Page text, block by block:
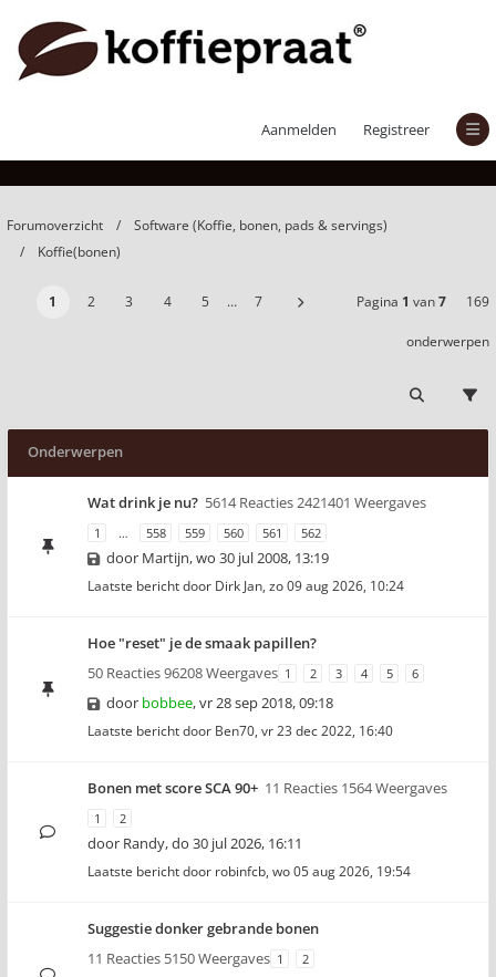
Aanmelden Registreer
Forumoverzicht
Software (Koffie, bonen, pads & servings)
Koffie(bonen)
1 2 3 4 5 … 7 Pagina 1 van7 169
onderwerpen
Onderwerpen
Wat drink je nu? 5614 Reacties 2421401 Weergaves
1 … 558 559 560 561 562
door Martijn,wo 30 jul 2008, 13:19
Laatste bericht door Dirk Jan, zo 09 aug 2026, 10:24
Hoe "reset" je de smaak papillen?
50 Reacties 96208 Weergaves 1 2 3 4 5 6
door bobbee,vr 28 sep 2018, 09:18
Laatste bericht door Ben70, vr 23 dec 2022, 16:40
Bonen met score SCA 90+ 11 Reacties 1564 Weergaves
1 2
door Randy,do 30 jul 2026, 16:11
Laatste bericht door robinfcb, wo 05 aug 2026, 19:54
Suggestie donker gebrande bonen
11 Reacties 5150 Weergaves 1 2